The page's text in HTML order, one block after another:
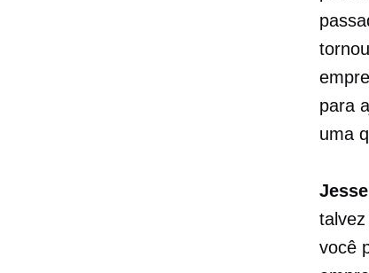
para
uma
você